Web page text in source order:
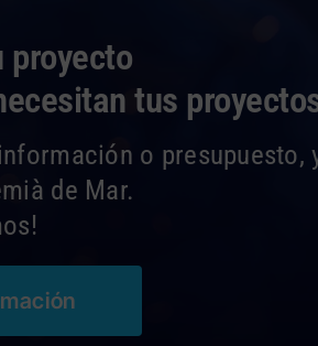
proyecto
tus
o presupuesto,
de Mar.